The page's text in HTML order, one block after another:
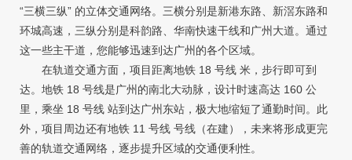
“三横三纵” 的立体交通网络。三横分别是新港东路、新滘东路和
环城高速，三纵分别是科韵路、华南快速干线和广州大道。通过
这一些主干道，您能够迅速到达广州的各个区域。
在轨道交通方面，项目距离地铁 18 号线 米，步行即可到
达。地铁 18 号线是广州的南北大动脉，设计时速高达 160 公
里，乘坐 18 号线 站到达广州东站，极大地缩短了通勤时间。此
外，项目周边还有地铁 11 号线 号线（在建），未来将形成更完
善的轨道交通网络，逐步提升区域的交通便利性。